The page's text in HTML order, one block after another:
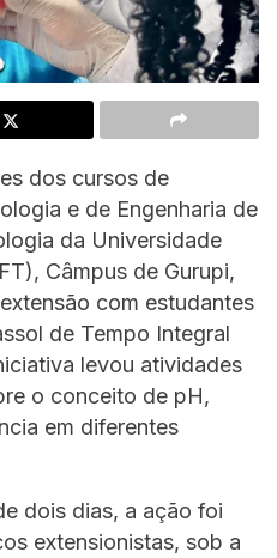
dos cursos de
e de Engenharia de
da Universidade
Câmpus de Gurupi,
com estudantes
de Tempo Integral
levou atividades
o conceito de pH,
em diferentes
dois dias, a ação foi
extensionistas, sob a